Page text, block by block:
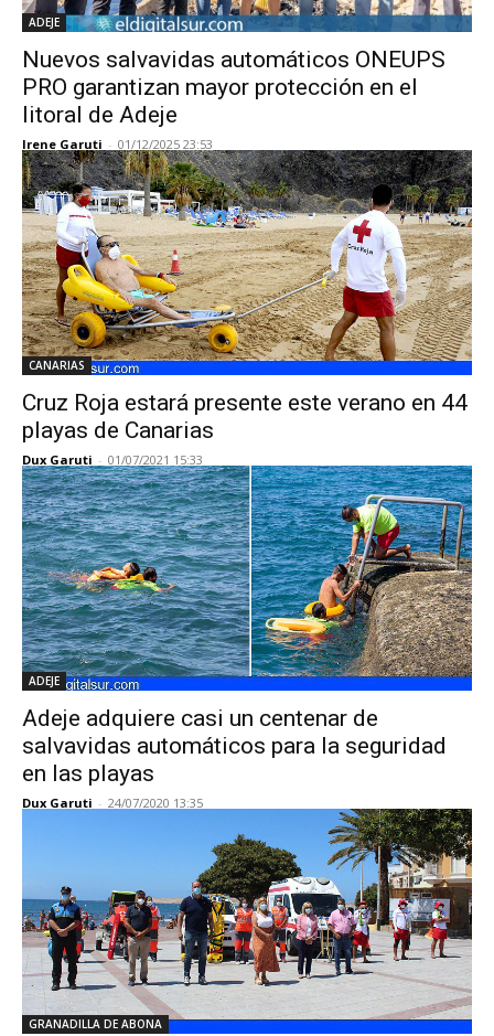
ADEJE
Nuevos salvavidas automáticos ONEUPS
PRO garantizan mayor protección en el
litoral de Adeje
Irene Garuti - 01/12/2025 23:53
CANARIAS
Cruz Roja estará presente este verano en 44
playas de Canarias
Dux Garuti - 01/07/2021 15:33
ADEJE
Adeje adquiere casi un centenar de
salvavidas automáticos para la seguridad
en las playas
Dux Garuti - 24/07/2020 13:35
GRANADILLA DE ABONA